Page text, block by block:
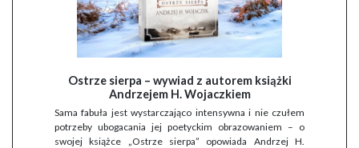
Ostrze sierpa – wywiad z autorem książki
Andrzejem H. Wojaczkiem
Sama fabuła jest wystarczająco intensywna i nie czułem
potrzeby ubogacania jej poetyckim obrazowaniem – o
swojej książce „Ostrze sierpa” opowiada Andrzej H.